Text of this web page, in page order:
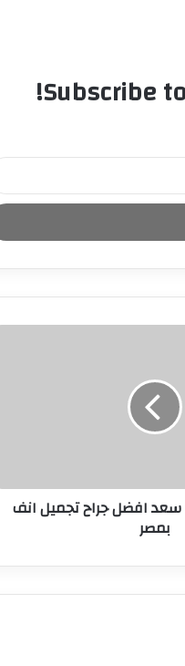
Subscribe
سعد افضل جراح تجميل انف
بمصر